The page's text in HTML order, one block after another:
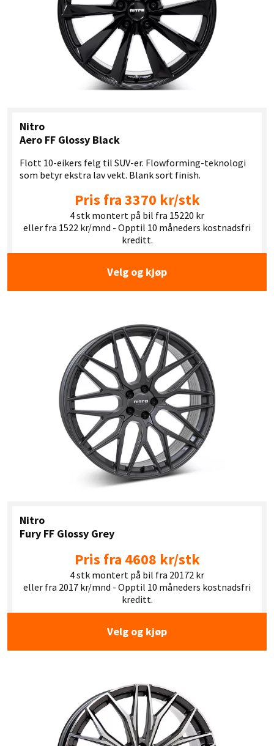
Nitro
Aero FF Glossy Black
Flott 10-eikers felg til SUV-er. Flowforming-teknologi
som betyr ekstra lav vekt. Blank sort finish.
Pris fra 3370 kr/stk
4 stk montert på bil fra 15220 kr
eller fra 1522 kr/mnd - Opptil 10 måneders kostnadsfri
kreditt.
Velg og kjøp
Nitro
Fury FF Glossy Grey
Pris fra 4608 kr/stk
4 stk montert på bil fra 20172 kr
eller fra 2017 kr/mnd - Opptil 10 måneders kostnadsfri
kreditt.
Velg og kjøp